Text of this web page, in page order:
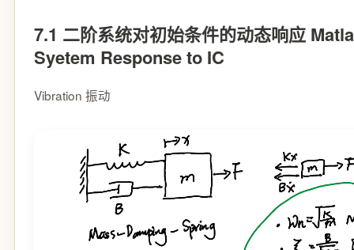
7.1 二阶系统对初始条件的动态响应
Syetem Response to IC
Vibration 振动